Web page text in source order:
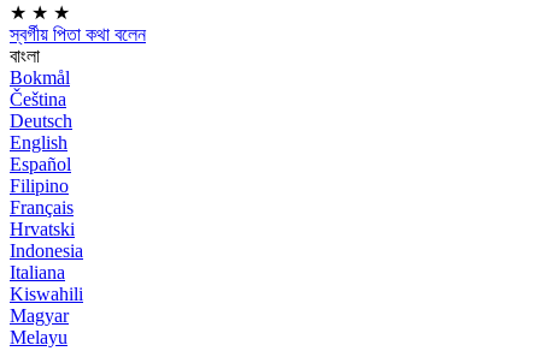
★ ★ ★
স্বর্গীয় পিতা কথা বলেন
বাংলা
Bokmål
Čeština
Deutsch
English
Español
Filipino
Français
Hrvatski
Indonesia
Italiana
Kiswahili
Magyar
Melayu